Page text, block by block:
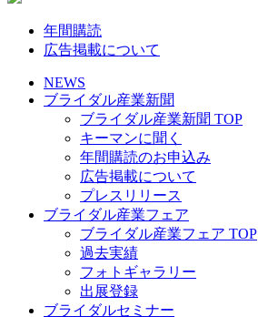
年間購読
広告掲載について
NEWS
ブライダル産業新聞
ブライダル産業新聞 TOP
キーマンに聞く
年間購読のお申込み
広告掲載について
プレスリリース
ブライダル産業フェア
ブライダル産業フェア TOP
過去実績
フォトギャラリー
出展登録
ブライダルセミナー